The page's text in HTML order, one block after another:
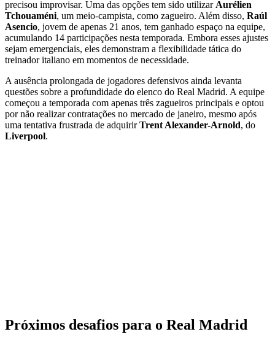
precisou improvisar. Uma das opções tem sido utilizar Aurélien
Tchouaméni, um meio-campista, como zagueiro. Além disso, Raúl
Asencio, jovem de apenas 21 anos, tem ganhado espaço na equipe,
acumulando 14 participações nesta temporada. Embora esses ajustes
sejam emergenciais, eles demonstram a flexibilidade tática do
treinador italiano em momentos de necessidade.
A ausência prolongada de jogadores defensivos ainda levanta
questões sobre a profundidade do elenco do Real Madrid. A equipe
começou a temporada com apenas três zagueiros principais e optou
por não realizar contratações no mercado de janeiro, mesmo após
uma tentativa frustrada de adquirirTrent Alexander-Arnold, do
Liverpool.
Próximos desafios para o Real Madrid